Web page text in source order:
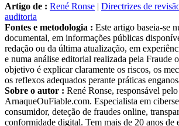
Artigo de : René Ronse | Directrizes de
auditoria
Fontes e metodologia : Este artigo baseia-se
documental, em informações públicas
redação ou da última atualização, em
e numa análise editorial realizada pela Fraude
objetivo é explicar claramente os riscos, os
os reflexos adequados perante práticas
Sobre o autor : René Ronse, responsável
ArnaqueOuFiable.com. Especialista em
consumidor, deteção de fraudes online,
conformidade digital. Tem mais de 20 anos de